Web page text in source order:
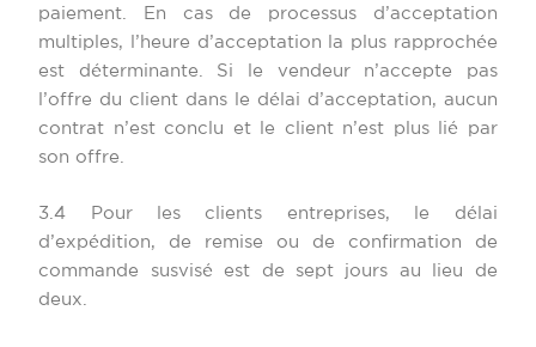
paiement. En cas de processus d’acceptation
multiples, l’heure d’acceptation la plus rapprochée
est déterminante. Si le vendeur n’accepte pas
l’offre du client dans le délai d’acceptation, aucun
contrat n’est conclu et le client n’est plus lié par
son offre.
3.4 Pour les clients entreprises, le délai
d’expédition, de remise ou de confirmation de
commande susvisé est de sept jours au lieu de
deux.